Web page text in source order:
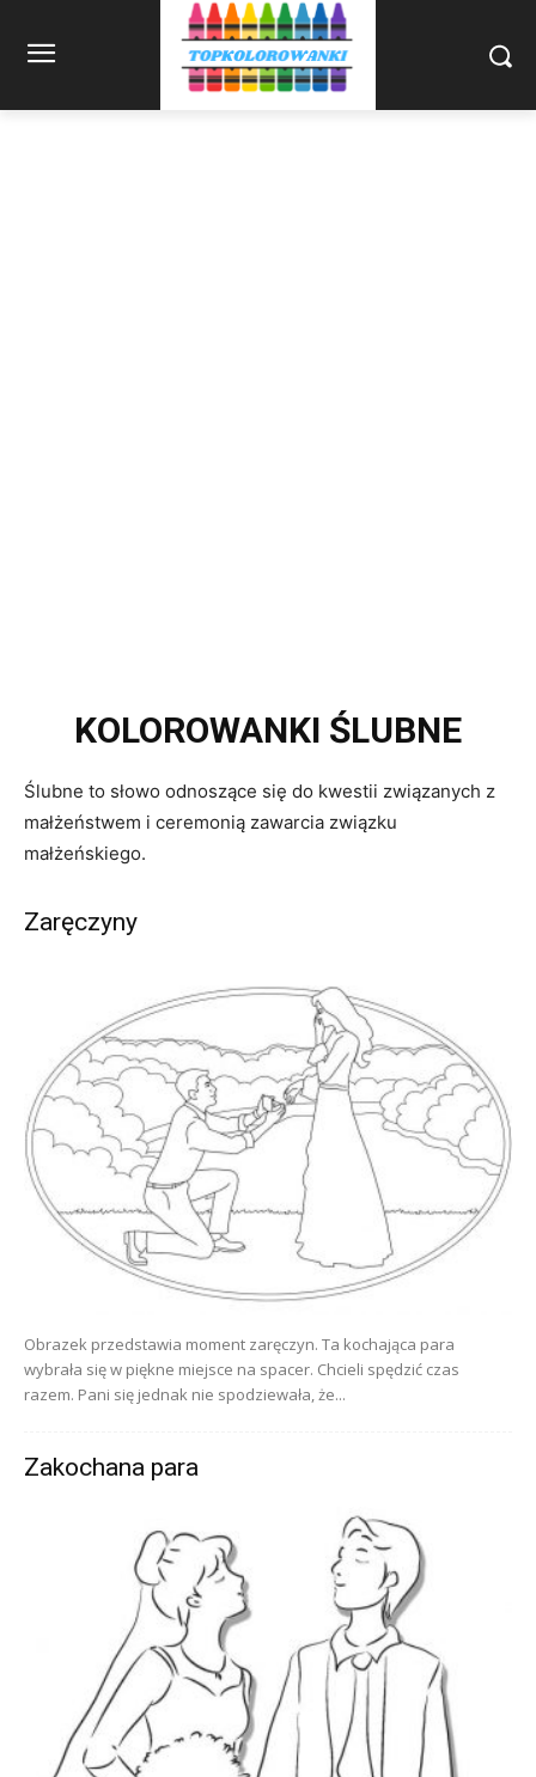
KOLOROWANKI ŚLUBNE
Ślubne to słowo odnoszące się do kwestii związanych z
małżeństwem i ceremonią zawarcia związku
małżeńskiego.
Zaręczyny
Obrazek przedstawia moment zaręczyn. Ta kochająca para
wybrała się w piękne miejsce na spacer. Chcieli spędzić czas
razem. Pani się jednak nie spodziewała, że...
Zakochana para